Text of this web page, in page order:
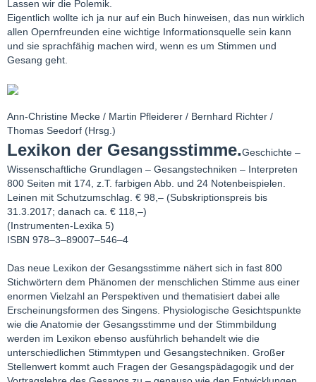
Lassen wir die Polemik.
Eigentlich wollte ich ja nur auf ein Buch hinweisen, das nun wirklich
allen Opernfreunden eine wichtige Informationsquelle sein kann
und sie sprachfähig machen wird, wenn es um Stimmen und
Gesang geht.
Ann-Christine Mecke / Martin Pfleiderer / Bernhard Richter /
Thomas Seedorf (Hrsg.)
Lexikon der Gesangsstimme.Geschichte –
Wissenschaftliche Grundlagen – Gesangstechniken – Interpreten
800 Seiten mit 174, z.T. farbigen Abb. und 24 Notenbeispielen.
Leinen mit Schutzumschlag. € 98,– (Subskriptionspreis bis
31.3.2017; danach ca. € 118,–)
(Instrumenten-Lexika 5)
ISBN 978–3–89007–546–4
Das neue Lexikon der Gesangsstimme nähert sich in fast 800
Stichwörtern dem Phänomen der menschlichen Stimme aus einer
enormen Vielzahl an Perspektiven und thematisiert dabei alle
Erscheinungsformen des Singens. Physiologische Gesichtspunkte
wie die Anatomie der Gesangsstimme und der Stimmbildung
werden im Lexikon ebenso ausführlich behandelt wie die
unterschiedlichen Stimmtypen und Gesangstechniken. Großer
Stellenwert kommt auch Fragen der Gesangspädagogik und der